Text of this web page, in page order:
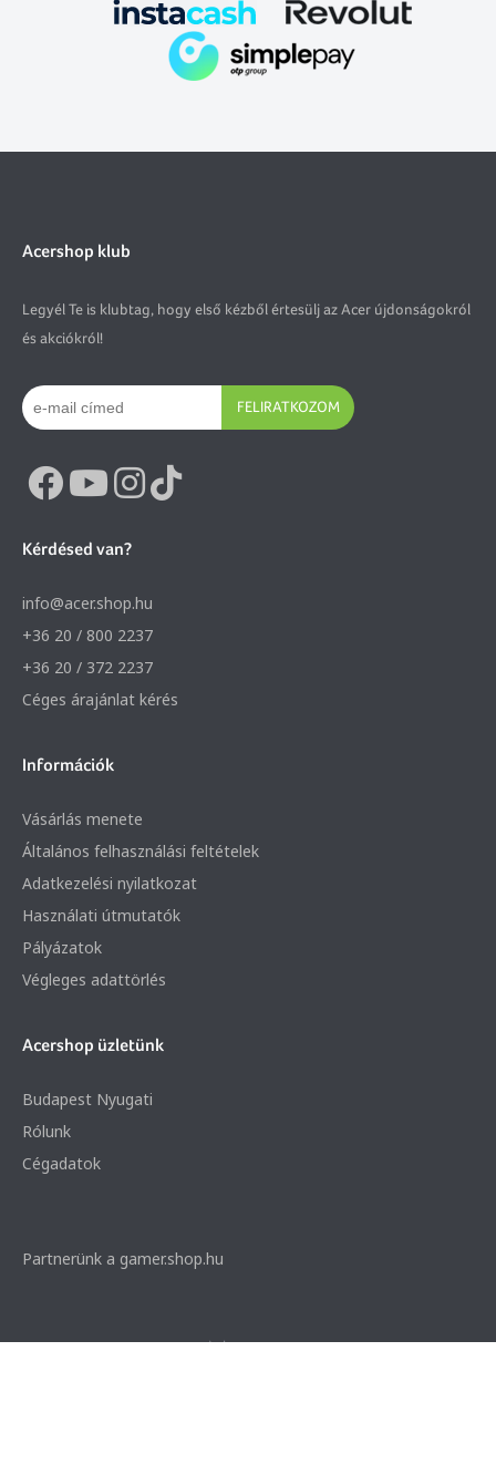
Acershop klub
Legyél Te is klubtag, hogy első kézből értesülj az Acer újdonságokról
és akciókról!
FELIRATKOZOM
Kérdésed van?
info@acer.shop.hu
+36 20 / 800 2237
+36 20 / 372 2237
Céges árajánlat kérés
Információk
Vásárlás menete
Általános felhasználási feltételek
Adatkezelési nyilatkozat
Használati útmutatók
Pályázatok
Végleges adattörlés
Acershop üzletünk
Budapest Nyugati
Rólunk
Cégadatok
Partnerünk a gamer.shop.hu